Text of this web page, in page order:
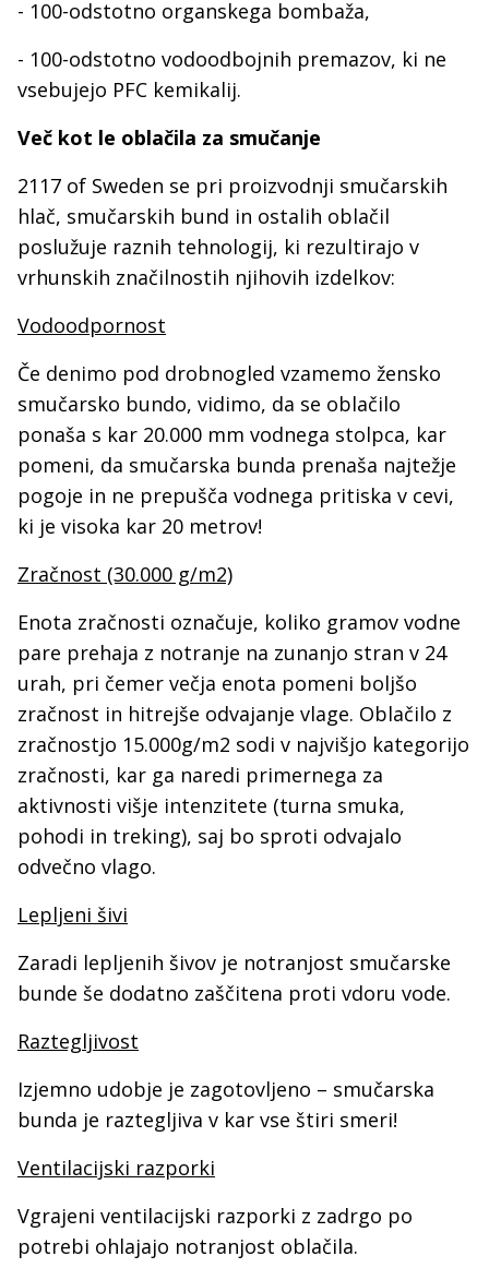
- 100-odstotno organskega bombaža,
- 100-odstotno vodoodbojnih premazov, ki ne
vsebujejo PFC kemikalij.
Več kot le oblačila za smučanje
2117 of Sweden se pri proizvodnji smučarskih
hlač, smučarskih bund in ostalih oblačil
poslužuje raznih tehnologij, ki rezultirajo v
vrhunskih značilnostih njihovih izdelkov:
Vodoodpornost
Če denimo pod drobnogled vzamemo žensko
smučarsko bundo, vidimo, da se oblačilo
ponaša s kar 20.000 mm vodnega stolpca, kar
pomeni, da smučarska bunda prenaša najtežje
pogoje in ne prepušča vodnega pritiska v cevi,
ki je visoka kar 20 metrov!
Zračnost (30.000 g/m2)
Enota zračnosti označuje, koliko gramov vodne
pare prehaja z notranje na zunanjo stran v 24
urah, pri čemer večja enota pomeni boljšo
zračnost in hitrejše odvajanje vlage. Oblačilo z
zračnostjo 15.000g/m2 sodi v najvišjo kategorijo
zračnosti, kar ga naredi primernega za
aktivnosti višje intenzitete (turna smuka,
pohodi in treking), saj bo sproti odvajalo
odvečno vlago.
Lepljeni šivi
Zaradi lepljenih šivov je notranjost smučarske
bunde še dodatno zaščitena proti vdoru vode.
Raztegljivost
Izjemno udobje je zagotovljeno – smučarska
bunda je raztegljiva v kar vse štiri smeri!
Ventilacijski razporki
Vgrajeni ventilacijski razporki z zadrgo po
potrebi ohlajajo notranjost oblačila.